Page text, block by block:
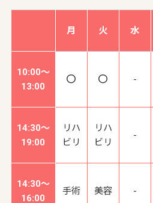
月 火 水
10:00～
13:00
-
14:30～
19:00
リハ
ビリ
リハ
ビリ
-
14:30～
16:00
手術 美容 -